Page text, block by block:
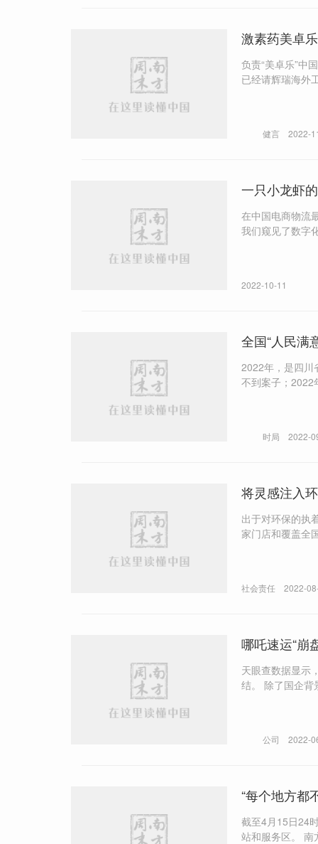
激素药美卓
负责“美卓乐”中
已经请辉瑞海外工厂
健言 2022-
一只小龙虾
在中国电商物流
我们窥见了数字
2022-10-11
全国“人民满
2022年，是四川省建
不到案子；2022年到现在
时局 2022-
将灵感注入
出于对环保的执
家门店和覆盖全
社会责任 2022-
哪吒速运“崩
天眼查数据显示
结。 除了国企背景外，哪吒速运对外宣传的另一个口号便是乡村振兴，还专门成立一家涉及农业的公司，作为快递流量来源
公司 2022-
“每个地方都
截至4月15日24
站和服务区。 南方周末记者对各地公布的疫情管控信息梳理发现，部分地方在保通保畅工作执行中，依旧延续着过去的政策